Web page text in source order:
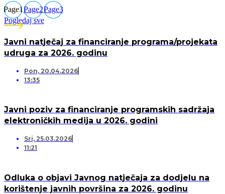
Page1Page2Page3
Pogledaj sve
Javni natječaj za financiranje programa/projekata
udruga za 2026. godinu
Pon, 20.04.2026
13:35
Javni poziv za financiranje programskih sadržaja
elektroničkih medija u 2026. godini
Sri, 25.03.2026
11:21
Odluka o objavi Javnog natječaja za dodjelu na
korištenje javnih površina za 2026. godinu